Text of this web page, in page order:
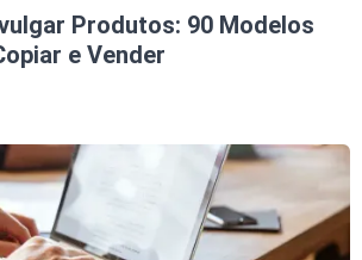
Produtos: 90 Modelos
e Vender